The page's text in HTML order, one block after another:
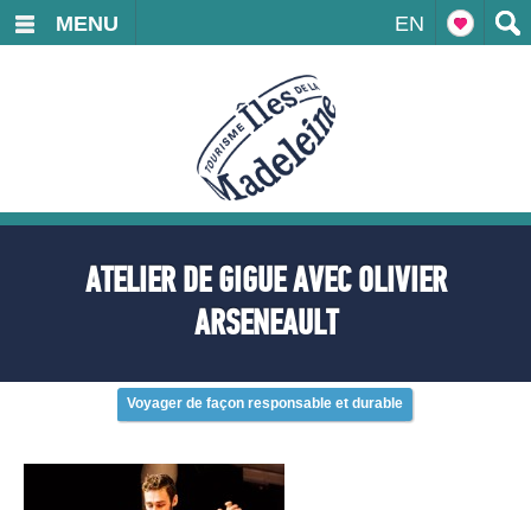
EN
MENU
ATELIER DE GIGUE AVEC OLIVIER
ARSENEAULT
Voyager de façon responsable et durable